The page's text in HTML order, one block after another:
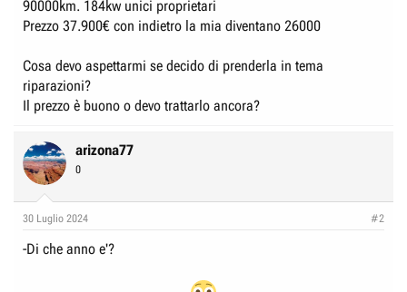
n
e
90000km. 184kw unici proprietari
Prezzo 37.900€ con indietro la mia diventano 26000
Cosa devo aspettarmi se decido di prenderla in tema
riparazioni?
Il prezzo è buono o devo trattarlo ancora?
arizona77
0
30 Luglio 2024 #2
-Di che anno e'?